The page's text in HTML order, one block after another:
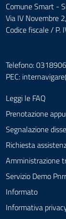
Comune Smart -
Via IV Novembre
Codice fiscale /
Telefono:
PEC:
Leggi le FAQ
Prenotazione
Segnalazione
Richiesta
Amministrazione
Servizio Demo
Informato
Informativa